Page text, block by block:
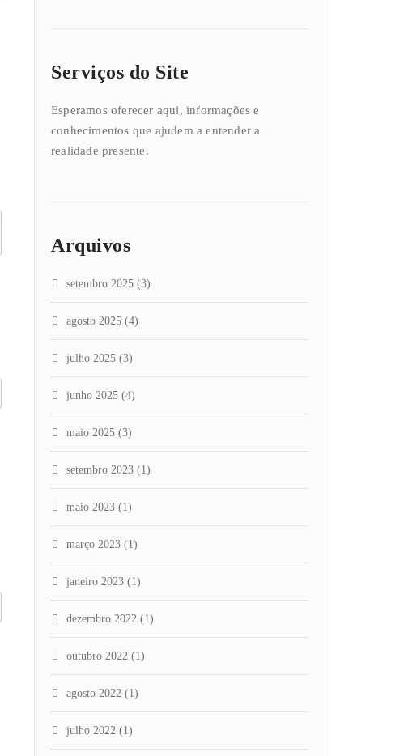
Serviços do Site
Esperamos oferecer aqui, informações e
conhecimentos que ajudem a entender a
realidade presente.
Arquivos
setembro 2025 (3)
agosto 2025 (4)
julho 2025 (3)
junho 2025 (4)
maio 2025 (3)
setembro 2023 (1)
maio 2023 (1)
março 2023 (1)
janeiro 2023 (1)
dezembro 2022 (1)
outubro 2022 (1)
agosto 2022 (1)
julho 2022 (1)